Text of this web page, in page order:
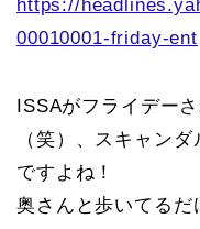
https://
00010001-friday-ent
ISSAがフライデー
（笑）、スキャン
ですよね！
奥さんと歩いてる